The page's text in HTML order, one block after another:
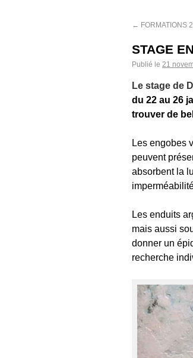
← FORMATIONS
STAGE
Publié le 21
Le stage de
du 22 au 26
trouver de
Les engobes
peuvent
absorbent la
Les enduits
mais aussi
donner un
recherche